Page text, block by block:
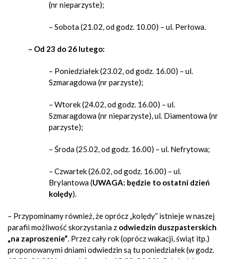
(nr nieparzyste);
– Sobota (21.02, od godz. 10.00) – ul. Perłowa.
– Od 23 do 26 lutego:
– Poniedziałek (23.02, od godz. 16.00) – ul.
Szmaragdowa (nr parzyste);
– Wtorek (24.02, od godz. 16.00) – ul.
Szmaragdowa (nr nieparzyste), ul. Diamentowa (nr
parzyste);
– Środa (25.02, od godz. 16.00) – ul. Nefrytowa;
– Czwartek (26.02, od godz. 16.00) – ul.
Brylantowa (UWAGA: będzie to ostatni dzień
kolędy).
– Przypominamy również, że oprócz „kolędy” istnieje w naszej
parafii możliwość skorzystania z odwiedzin duszpasterskich
„na zaproszenie”. Przez cały rok (oprócz wakacji, świąt itp.)
proponowanymi dniami odwiedzin są tu poniedziałek (w godz.